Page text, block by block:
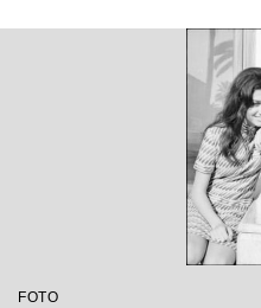
FOTO